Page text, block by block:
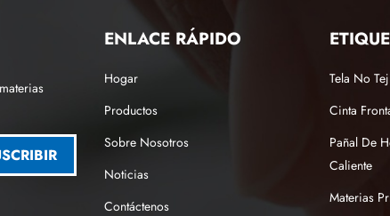
ENLACE RÁPIDO
Hogar
Productos
Sobre Nosotros
Noticias
Contáctenos
Tela No
Cinta
Pañal De
Caliente
Materias